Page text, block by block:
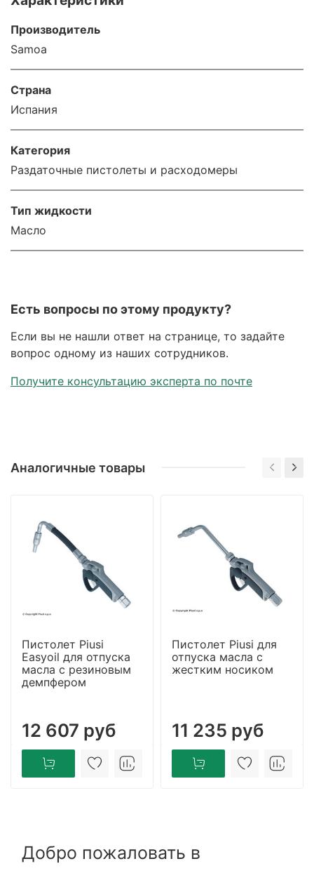
Производитель
Samoa
Страна
Испания
Категория
Раздаточные пистолеты и расходомеры
Тип жидкости
Масло
Есть вопросы по этому продукту?
Если вы не нашли ответ на странице, то задайте
вопрос одному из наших сотрудников.
Получите консультацию эксперта по почте
Аналогичные товары
Пистолет Piusi
Easyoil для отпуска
масла с резиновым
демпфером
12 607 руб
Пистолет Piusi для
отпуска масла с
жестким носиком
11 235 руб
Добро пожаловать в